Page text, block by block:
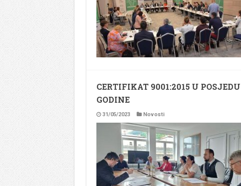
CERTIFIKAT 9001:2015 U
GODINE
31/05/2023 Novosti